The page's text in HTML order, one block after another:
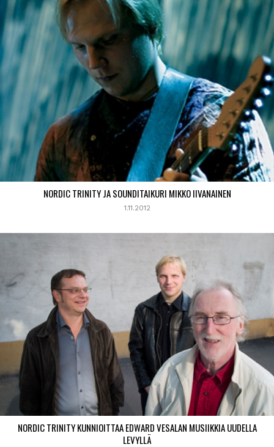
NORDIC TRINITY JA SOUNDITAIKURI MIKKO IIVANAINEN
1.11.2012
NORDIC TRINITY KUNNIOITTAA EDWARD VESALAN MUSIIKKIA UUDELLA
LEVYLLÄ